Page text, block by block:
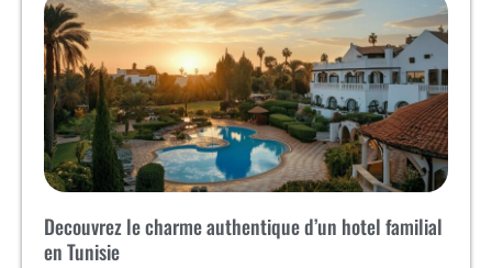
Decouvrez le charme authentique d’un hotel familial
en Tunisie